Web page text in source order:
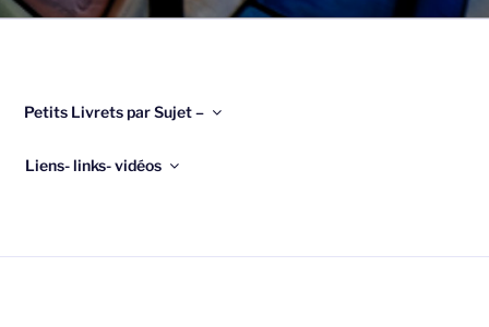
Petits Livrets par Sujet –
Liens- links- vidéos